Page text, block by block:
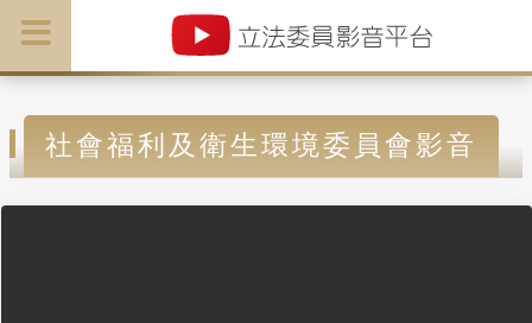
社會福利及衛生環境委員會影音